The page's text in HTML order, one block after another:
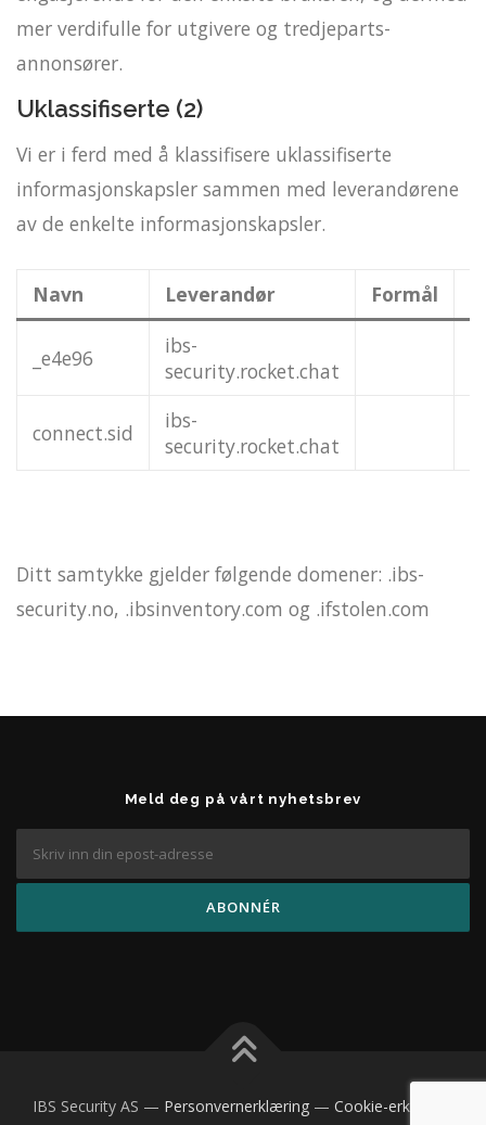
mer verdifulle for utgivere og tredjeparts-
annonsører.
Uklassifiserte (2)
Vi er i ferd med å klassifisere uklassifiserte
informasjonskapsler sammen med leverandørene
av de enkelte informasjonskapsler.
Navn Leverandør Formål
_e4e96
ibs-
security.rocket.chat
connect.sid
ibs-
security.rocket.chat
Ditt samtykke gjelder følgende domener: .ibs-
security.no, .ibsinventory.com og .ifstolen.com
Meld deg på vårt nyhetsbrev
IBS Security AS — Personvernerklæring — Cookie-erklæring